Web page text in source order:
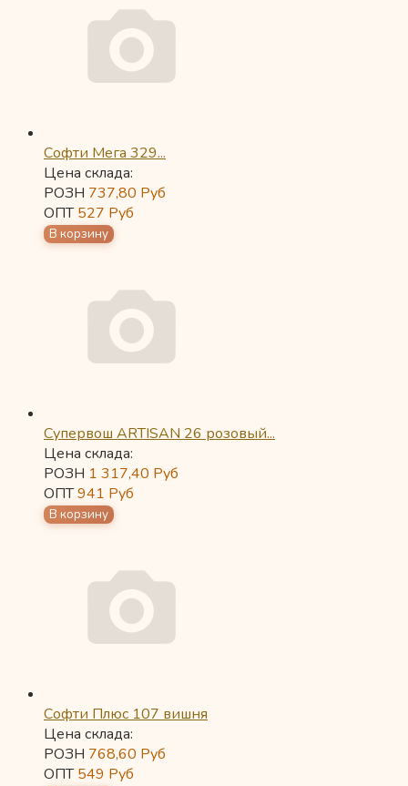
Софти Мега 329...
Цена склада:
РОЗН 737,80 Руб
ОПТ527 Руб
Супервош ARTISAN 26 розовый...
Цена склада:
РОЗН 1 317,40 Руб
ОПТ941 Руб
Софти Плюс 107 вишня
Цена склада:
РОЗН 768,60 Руб
ОПТ549 Руб